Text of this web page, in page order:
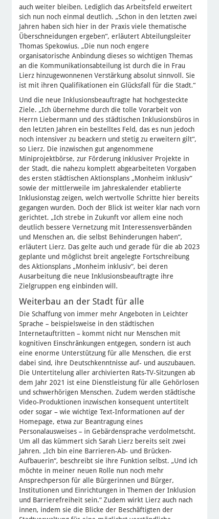
auch weiter bleiben. Lediglich das Arbeitsfeld erweitert
sich nun noch einmal deutlich. „Schon in den letzten zwei
Jahren haben sich hier in der Praxis viele thematische
Überschneidungen ergeben“, erläutert Abteilungsleiter
Thomas Spekowius. „Die nun noch engere
organisatorische Anbindung dieses so wichtigen Themas
an die Kommunikationsabteilung ist durch die in Frau
Lierz hinzugewonnenen Verstärkung absolut sinnvoll. Sie
ist mit ihren Qualifikationen ein Glücksfall für die Stadt.“
Und die neue Inklusionsbeauftragte hat hochgesteckte
Ziele. „Ich übernehme durch die tolle Vorarbeit von
Herrn Liebermann und des städtischen Inklusionsbüros in
den letzten Jahren ein bestelltes Feld, das es nun jedoch
noch intensiver zu beackern und stetig zu erweitern gilt“,
so Lierz. Die inzwischen gut angenommene
Miniprojektbörse, zur Förderung inklusiver Projekte in
der Stadt, die nahezu komplett abgearbeiteten Vorgaben
des ersten städtischen Aktionsplans „Monheim inklusiv“
sowie der mittlerweile im Jahreskalender etablierte
Inklusionstag zeigen, welch wertvolle Schritte hier bereits
gegangen wurden. Doch der Blick ist weiter klar nach vorn
gerichtet. „Ich strebe in Zukunft vor allem eine noch
deutlich bessere Vernetzung mit Interessensverbänden
und Menschen an, die selbst Behinderungen haben“,
erläutert Lierz. Das gelte auch und gerade für die ab 2023
geplante und möglichst breit angelegte Fortschreibung
des Aktionsplans „Monheim inklusiv“, bei deren
Ausarbeitung die neue Inklusionsbeauftragte ihre
Zielgruppen eng einbinden will.
Weiterbau an der Stadt für alle
Die Schaffung von immer mehr Angeboten in Leichter
Sprache – beispielsweise in den städtischen
Internetauftritten – kommt nicht nur Menschen mit
kognitiven Einschränkungen entgegen, sondern ist auch
eine enorme Unterstützung für alle Menschen, die erst
dabei sind, ihre Deutschkenntnisse auf- und auszubauen.
Die Untertitelung aller archivierten Rats-TV-Sitzungen ab
dem Jahr 2021 ist eine Dienstleistung für alle Gehörlosen
und schwerhörigen Menschen. Zudem werden städtische
Video-Produktionen inzwischen konsequent untertitelt
oder sogar – wie wichtige Text-Informationen auf der
Homepage, etwa zur Beantragung eines
Personalausweises – in Gebärdensprache verdolmetscht.
Um all das kümmert sich Sarah Lierz bereits seit zwei
Jahren. „Ich bin eine Barrieren-Ab- und Brücken-
Aufbauerin“, beschreibt sie ihre Funktion selbst. „Und ich
möchte in meiner neuen Rolle nun noch mehr
Ansprechperson für alle Bürgerinnen und Bürger,
Institutionen und Einrichtungen in Themen der Inklusion
und Barrierefreiheit sein.“ Zudem wirkt Lierz auch nach
innen, indem sie die Blicke der Beschäftigten der